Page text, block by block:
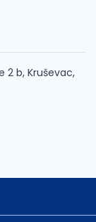
2 b, Kruševac,